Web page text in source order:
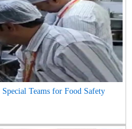
Teams for Food Safety